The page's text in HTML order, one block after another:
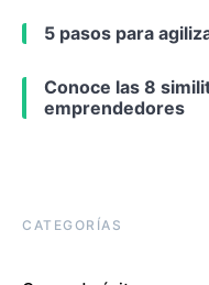
5 pasos para
Conoce las 8
emprendedores
CATEGORÍAS